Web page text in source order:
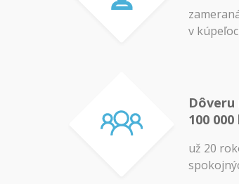
v
Dôveru
100
už 20